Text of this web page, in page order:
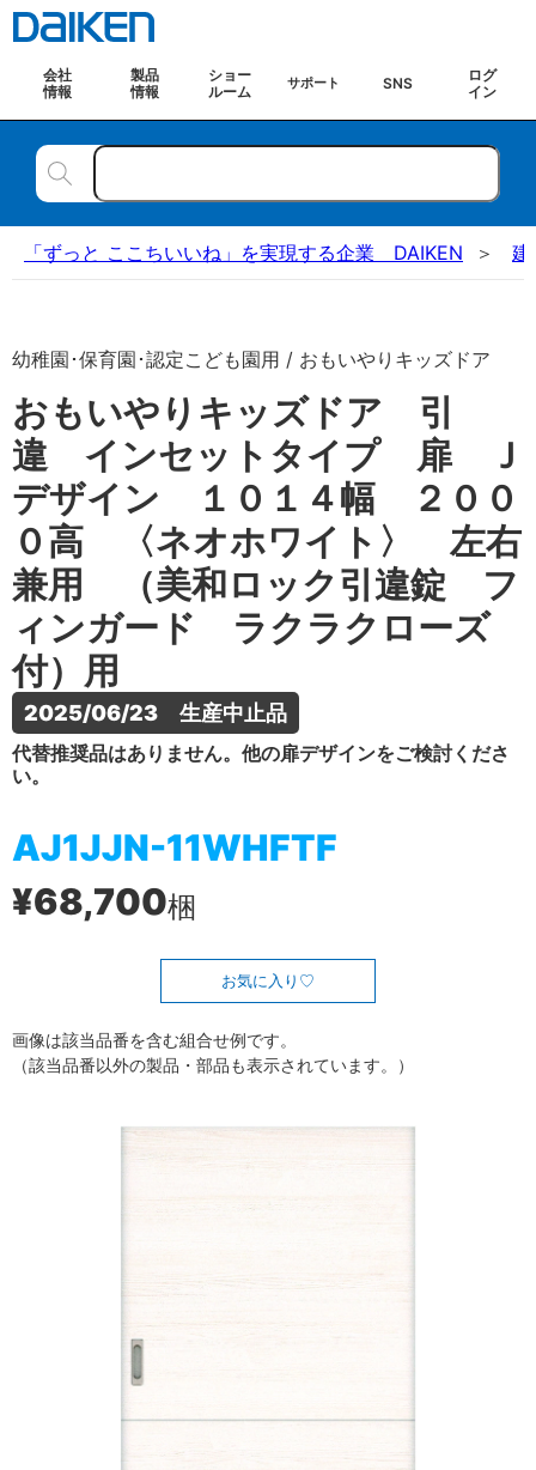
会社
情報
製品
情報
ショー
ルーム
サポート SNS
ログ
イン
「ずっと ここちいいね」を実現する企業 DAIKEN 建
幼稚園･保育園･認定こども園用 / おもいやりキッズドア
おもいやりキッズドア 引
違 インセットタイプ 扉 Ｊ
デザイン １０１４幅 ２００
０高 〈ネオホワイト〉 左右
兼用 （美和ロック引違錠 フ
ィンガード ラクラクローズ
付）用
2025/06/23　生産中止品
代替推奨品はありません。他の扉デザインをご検討くださ
い。
AJ1JJN-11WHFTF
¥68,700梱
お気に入り
画像は該当品番を含む組合せ例です。
（該当品番以外の製品・部品も表示されています。）